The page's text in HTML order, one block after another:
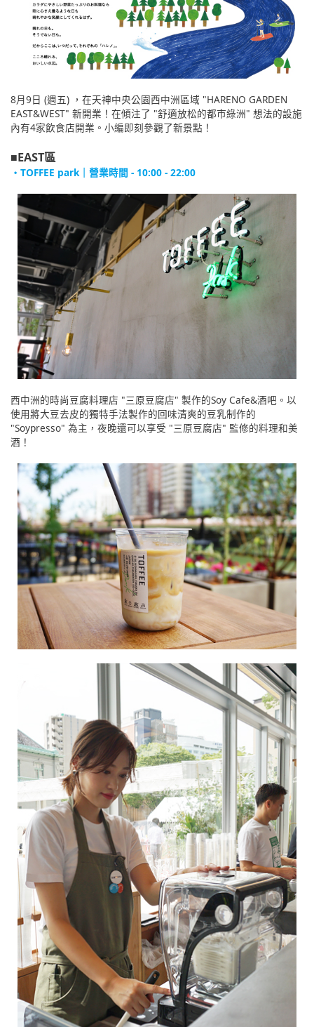
8月9日 (週五) ，在天神中央公園西中洲區域 "HARENO GARDEN
EAST&WEST" 新開業！在傾注了 "舒適放松的都市綠洲" 想法的設施
內有4家飲食店開業。小編即刻參觀了新景點！
■EAST區
・TOFFEE park｜營業時間 - 10:00 - 22:00
西中洲的時尚豆腐料理店 "三原豆腐店" 製作的Soy Cafe&酒吧。以
使用將大豆去皮的獨特手法製作的回味清爽的豆乳制作的
"Soypresso" 為主，夜晚還可以享受 "三原豆腐店" 監修的料理和美
酒！